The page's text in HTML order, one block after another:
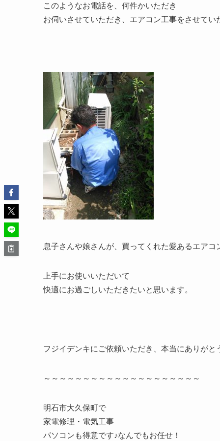
このようなお電話を、何件かいただき
お伺いさせていただき、エアコン工事をさせてい
息子さんや娘さんが、買ってくれた愛あるエアコ
上手にお使いいただいて
快適にお過ごしいただきたいと思います。
フジイデンキにご依頼いただき、本当にありがと
～～～～～～～～～～～～～～～～～～～～
明石市大久保町で
家電修理・電気工事
パソコンも得意です♪なんでもお任せ！